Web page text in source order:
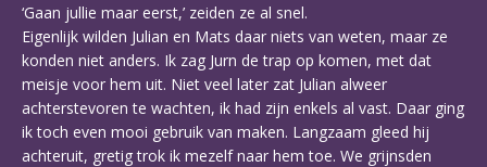
‘Gaan jullie maar eerst,’ zeiden ze al snel.
Eigenlijk wilden Julian en Mats daar niets van weten, maar ze
konden niet anders. Ik zag Jurn de trap op komen, met dat
meisje voor hem uit. Niet veel later zat Julian alweer
achterstevoren te wachten, ik had zijn enkels al vast. Daar ging
ik toch even mooi gebruik van maken. Langzaam gleed hij
achteruit, gretig trok ik mezelf naar hem toe. We grijnsden